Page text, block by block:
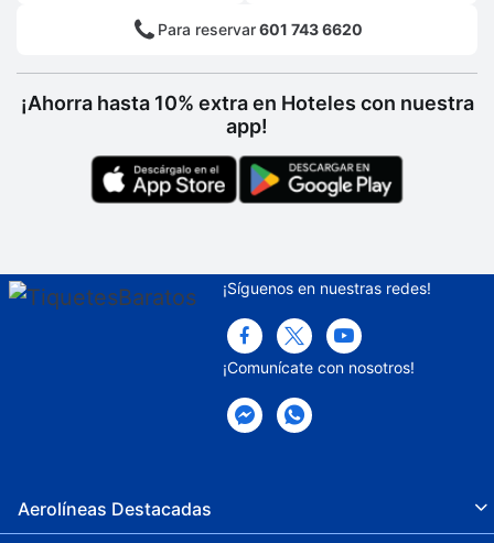
Para reservar601 743 6620
¡Ahorra hasta 10% extra en Hoteles con nuestra
app!
¡Síguenos en nuestras redes!
¡Comunícate con nosotros!
Aerolíneas Destacadas